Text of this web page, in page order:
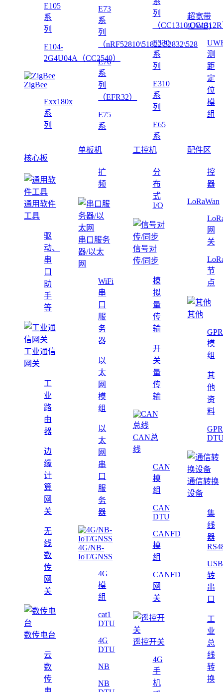
E105
系
列
E104-
2G4U04A（CC2540）
ZigBee
Exx180x
系
列
E73
系
列
（nRF52810\51822\52832\528
E76
系
列
（EFR32）
E75
系
列
（
E330
系
列
E310
系
列
E65
系
超宽带
(UWB)
测
距
定
位
模
组
核心板
单板机 工控机 配件区
通用软件
工具
驱
动、
串
口
助
手
等
工业通信
网关
工
业
路
由
器
边
缘
计
算
网
关
无
线
数
传
网
关
数传电台
云
数
传
扩
频
串口服务
器/以太
网
WiFi
串
口
服
务
器
以
太
网
模
组
以
太
网
串
口
服
务
器
4G/NB-
IoT/GNSS
4G
模
组
cat1
DTU
4G
DTU
NB
NB
分
布
式
I/O
信号对
传/同步
模
拟
量
传
输
开
关
量
传
输
CAN总
线
CAN
模
组
CAN
DTU
CANFD
模
组
CANFD
网
关
遥控开关
4G
手
机
控
器
LoRaWan
网
关
节
点
其他
模
组
其
他
资
料
通信转换
设备
集
线
器
USB
转
串
口
工
业
总
线
转
换